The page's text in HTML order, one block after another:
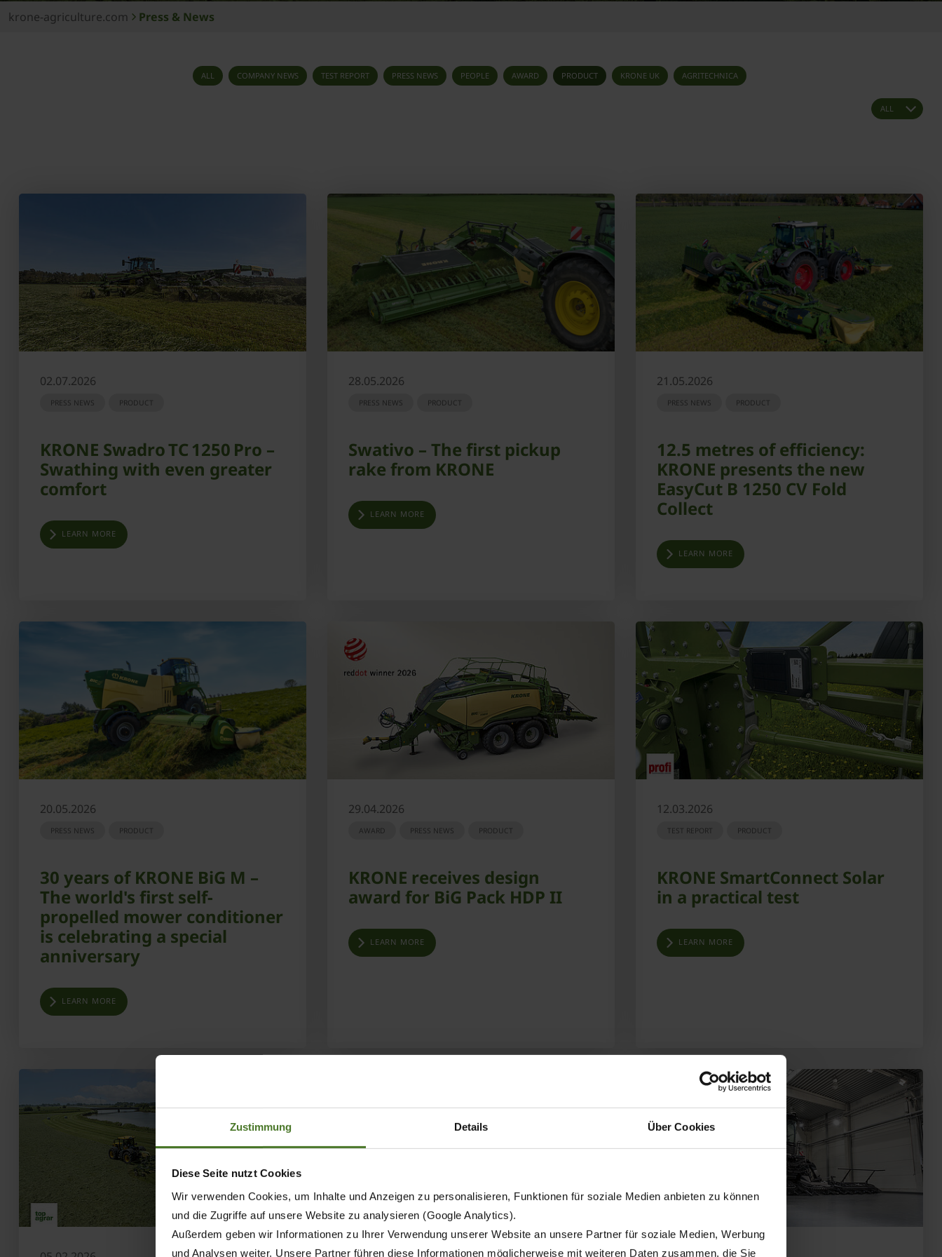
Zustimmung Details Über Cookies
Diese Seite nutzt Cookies
Wir verwenden Cookies, um Inhalte und Anzeigen zu personalisieren, Funktionen für soziale Medien anbieten zu können
und die Zugriffe auf unsere Website zu analysieren (Google Analytics).
Außerdem geben wir Informationen zu Ihrer Verwendung unserer Website an unsere Partner für soziale Medien, Werbung
und Analysen weiter. Unsere Partner führen diese Informationen möglicherweise mit weiteren Daten zusammen, die Sie
krone-agriculture.com Press & News
ALL COMPANY NEWS TEST REPORT PRESS NEWS PEOPLE AWARD PRODUCT KRONE UK AGRITECHNICA
02.07.2026
PRESS NEWS PRODUCT
KRONE Swadro TC 1250 Pro –
Swathing with even greater
comfort
LEARN MORE
28.05.2026
PRESS NEWS PRODUCT
Swativo – The first pickup
rake from KRONE
LEARN MORE
21.05.2026
PRESS NEWS PRODUCT
12.5 metres of efficiency:
KRONE presents the new
EasyCut B 1250 CV Fold
Collect
LEARN MORE
20.05.2026
PRESS NEWS PRODUCT
30 years of KRONE BiG M –
The world's first self-
propelled mower conditioner
is celebrating a special
anniversary
LEARN MORE
29.04.2026
AWARD PRESS NEWS PRODUCT
KRONE receives design
award for BiG Pack HDP II
LEARN MORE
12.03.2026
TEST REPORT PRODUCT
KRONE SmartConnect Solar
in a practical test
LEARN MORE